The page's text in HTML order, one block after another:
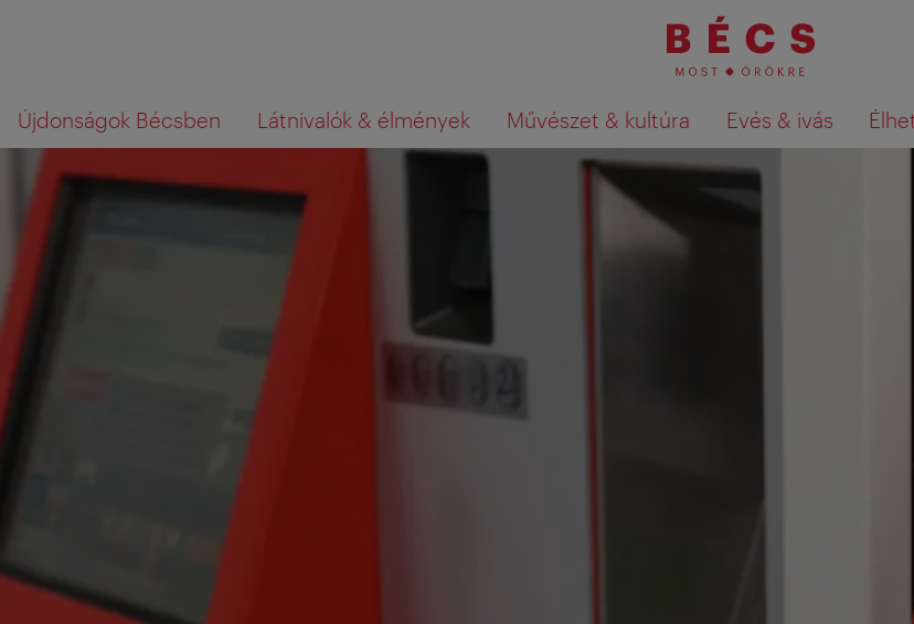
navigációhoz
tartalomhoz
Újdonságok Bécsben Látnivalók & élmények Művészet & kultúra Evés & ivás
Mit
az,
amit
Keresési találatok